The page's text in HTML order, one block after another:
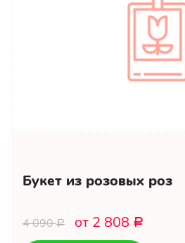
Букет из розовых роз
4 090Р от 2 808 Р